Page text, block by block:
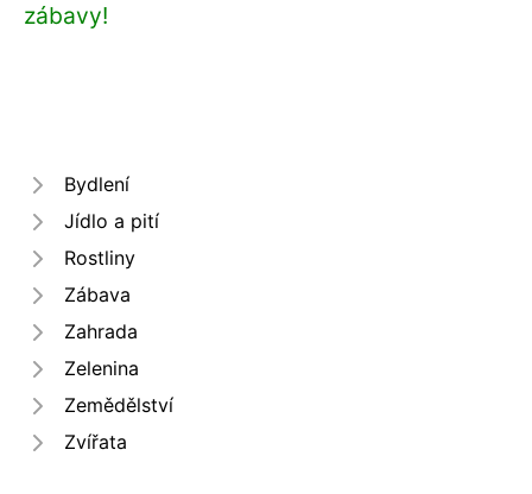
zábavy!
Bydlení
Jídlo a pití
Rostliny
Zábava
Zahrada
Zelenina
Zemědělství
Zvířata